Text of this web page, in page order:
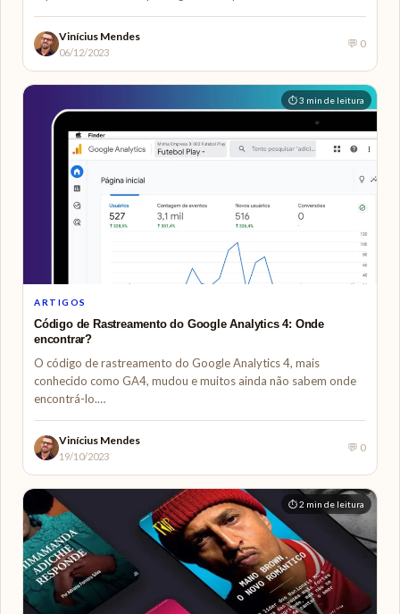
Vinícius Mendes
06/12/2023
💬 0
⏱ 3 min de leitura
ARTIGOS
Código de Rastreamento do Google Analytics 4: Onde
encontrar?
O código de rastreamento do Google Analytics 4, mais
conhecido como GA4, mudou e muitos ainda não sabem onde
encontrá-lo.…
Vinícius Mendes
19/10/2023
💬 0
⏱ 2 min de leitura